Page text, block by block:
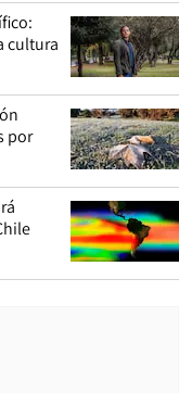
cultura
por